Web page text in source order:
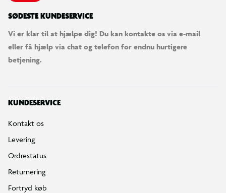
SØDESTE KUNDESERVICE
Vi er klar til at hjælpe dig! Du kan kontakte os via e-mail
eller få hjælp via chat og telefon for endnu hurtigere
betjening.
KUNDESERVICE
Kontakt os
Levering
Ordrestatus
Returnering
Fortryd køb